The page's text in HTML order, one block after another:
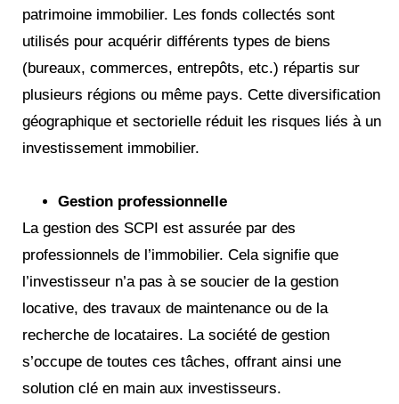
patrimoine immobilier. Les fonds collectés sont
utilisés pour acquérir différents types de biens
(bureaux, commerces, entrepôts, etc.) répartis sur
plusieurs régions ou même pays. Cette diversification
géographique et sectorielle réduit les risques liés à un
investissement immobilier.
Gestion professionnelle
La gestion des SCPI est assurée par des
professionnels de l’immobilier. Cela signifie que
l’investisseur n’a pas à se soucier de la gestion
locative, des travaux de maintenance ou de la
recherche de locataires. La société de gestion
s’occupe de toutes ces tâches, offrant ainsi une
solution clé en main aux investisseurs.